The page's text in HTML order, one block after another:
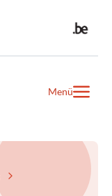
Menü